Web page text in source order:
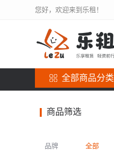
您好，欢迎来到乐租！
全部商品分类
商品筛选
品牌 全部